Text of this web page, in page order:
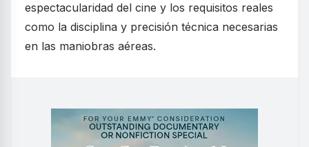
espectacularidad del cine y los requisitos reales
como la disciplina y precisión técnica necesarias
en las maniobras aéreas.